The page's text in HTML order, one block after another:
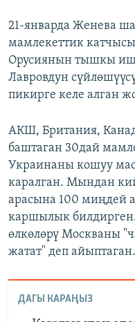
21-январда Женева
мамлекеттик
Орусиянын тышкы
Лавровдун
пикирге келе алган
АКШ, Британия,
баштаган 30дай
Украинаны кошуу
каралган. Мындан
арасына 100 миңдей
каршылык
өлкөлөрү Москваны
жатат" деп
ДАГЫ КАРАҢЫЗ